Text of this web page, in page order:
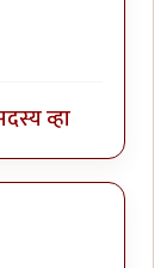
व्हा